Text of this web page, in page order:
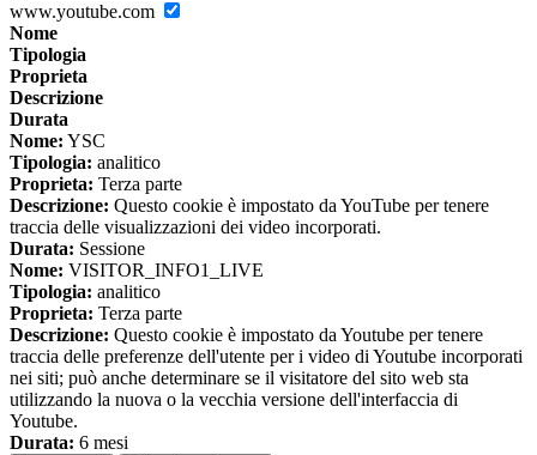
www.youtube.com
Nome
Tipologia
Proprieta
Descrizione
Durata
Nome: YSC
Tipologia: analitico
Proprieta: Terza parte
Descrizione: Questo cookie è impostato da YouTube per tenere
traccia delle visualizzazioni dei video incorporati.
Durata: Sessione
Nome: VISITOR_INFO1_LIVE
Tipologia: analitico
Proprieta: Terza parte
Descrizione: Questo cookie è impostato da Youtube per tenere
traccia delle preferenze dell'utente per i video di Youtube incorporati
nei siti; può anche determinare se il visitatore del sito web sta
utilizzando la nuova o la vecchia versione dell'interfaccia di
Youtube.
Durata: 6 mesi